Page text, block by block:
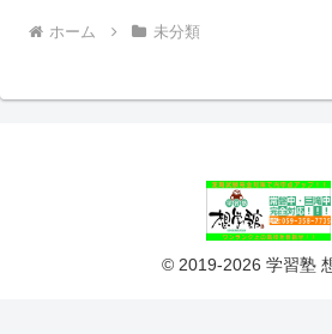
ホーム 未分類
© 2019-2026 学習塾